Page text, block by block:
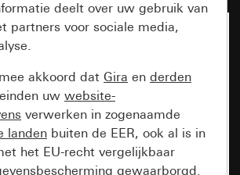
deelt over uw gebruik van
partners voor sociale media,
akkoord dat Gira en derden
uw website-
verwerken in zogenaamde
landen buiten de EER, ook al is in
het EU-recht vergelijkbaar
gewaarborgd.